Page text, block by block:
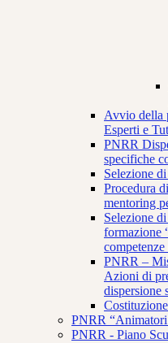
Avvio della
Esperti e
PNRR
specifiche
Selezione
Procedura
mentoring
Selezione
formazione
PNRR –
Azioni di
dispersione
PNRR
PNRR - Piano